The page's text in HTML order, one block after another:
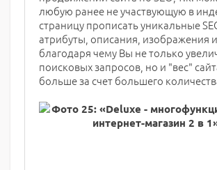
любую ранее не участвующую в
страницу прописать уникальные
атрибуты, описания, изображения
благодаря чему Вы не только
поисковых запросов, но и "вес"
больше за счет большего